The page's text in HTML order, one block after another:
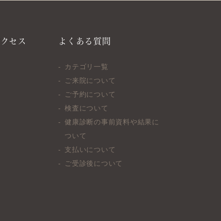
セス よくある質問
カテゴリ一覧
ご来院について
ご予約について
検査について
健康診断の事前資料や結果に
ついて
支払いについて
ご受診後について